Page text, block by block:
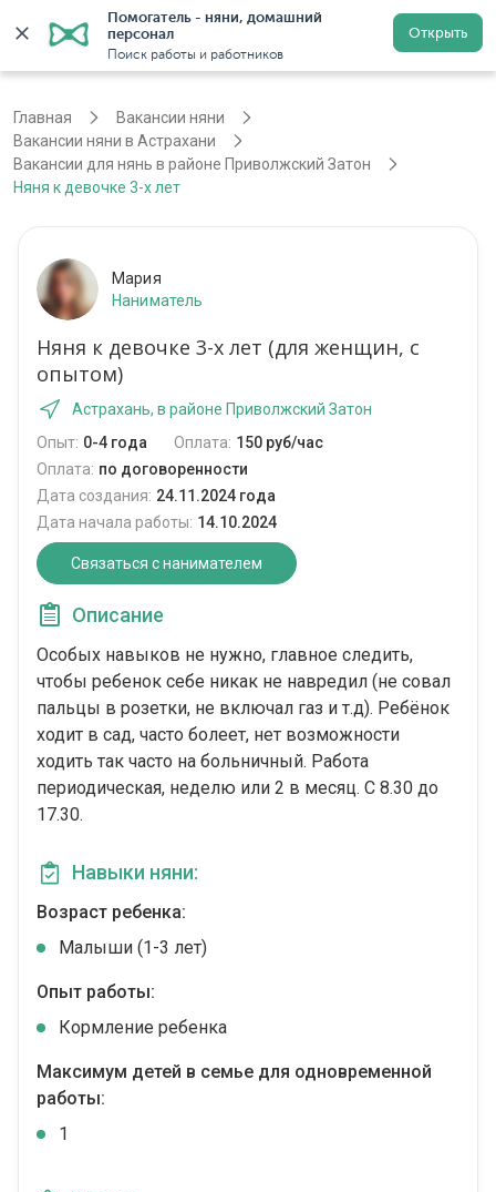
Помогатель - няни, домашний
персонал
Поиск работы и работников
Открыть
Астрахань Регистрация
Главная
Вакансии няни
Вакансии няни в Астрахани
Вакансии для нянь в районе Приволжский Затон
Няня к девочке 3-х лет
Мария
Наниматель
Няня к девочке 3-х лет (для женщин, с
опытом)
Астрахань, в районе Приволжский Затон
Опыт: 0-4 года Оплата: 150 руб/час
Оплата: по договоренности
Дата создания: 24.11.2024 года
Дата начала работы: 14.10.2024
Связаться с нанимателем
Описание
Особых навыков не нужно, главное следить,
чтобы ребенок себе никак не навредил (не совал
пальцы в розетки, не включал газ и т.д). Ребёнок
ходит в сад, часто болеет, нет возможности
ходить так часто на больничный. Работа
периодическая, неделю или 2 в месяц. С 8.30 до
17.30.
Навыки няни:
Возраст ребенка:
Малыши (1-3 лет)
Опыт работы:
Кормление ребенка
Максимум детей в семье для одновременной
работы:
1